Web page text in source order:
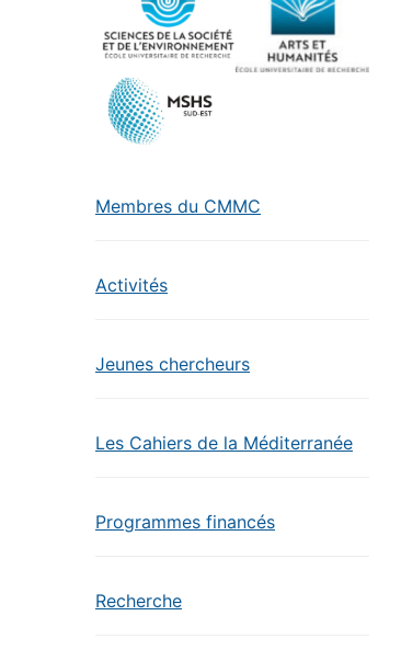
Membres du CMMC
Activités
Jeunes chercheurs
Les Cahiers de la Méditerranée
Programmes financés
Recherche